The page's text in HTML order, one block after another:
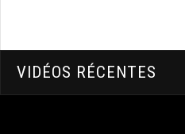
VIDÉOS RÉCENTES